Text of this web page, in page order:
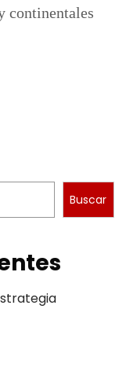
continentales
Buscar